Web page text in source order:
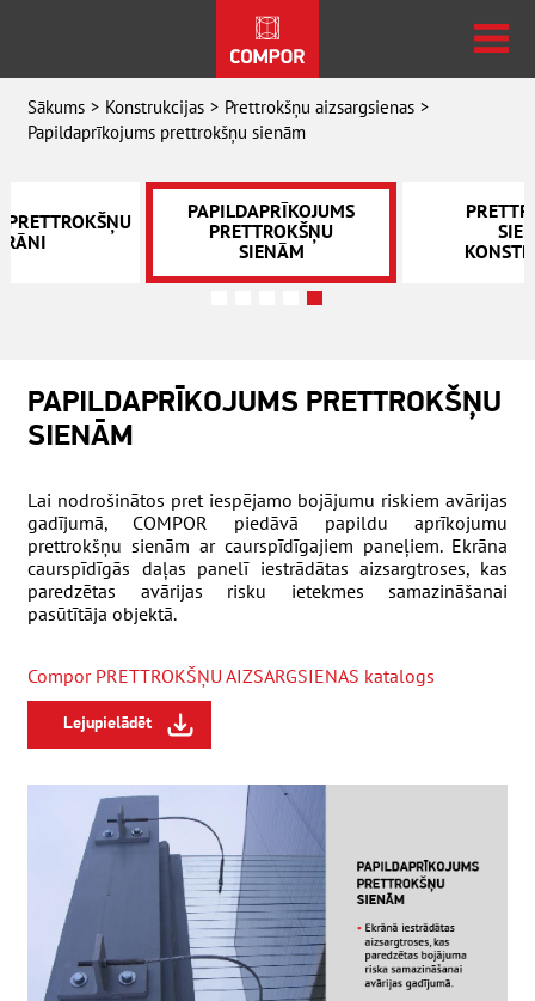
Sākums Konstrukcijas
Prettrokšņu aizsargsienas
Papildaprīkojums prettrokšņu sienām
PAPILDAPRĪKOJUMS
PRETTROKŠŅU
SIENĀM
PAPILDAPRĪKOJUMS PRETTROKŠŅU
SIENĀM
Lai nodrošinātos pret iespējamo bojājumu riskiem avārijas
gadījumā, COMPOR piedāvā papildu aprīkojumu
prettrokšņu sienām ar caurspīdīgajiem paneļiem. Ekrāna
caurspīdīgās daļas panelī iestrādātas aizsargtroses, kas
paredzētas avārijas risku ietekmes samazināšanai
pasūtītāja objektā.
Compor PRETTROKŠŅU AIZSARGSIENAS katalogs
Lejupielādēt